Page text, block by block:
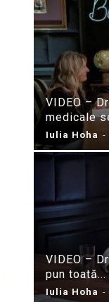
VIDEO –
medicale
Iulia Hoha -
VIDEO –
pun toată...
Iulia Hoha -